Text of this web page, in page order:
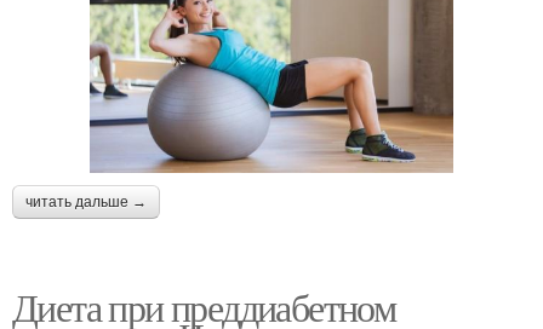
читать дальше →
Диета при преддиабетном